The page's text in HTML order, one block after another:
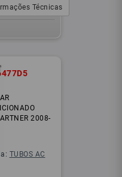
Técnicas
2008-
TUBOS AC